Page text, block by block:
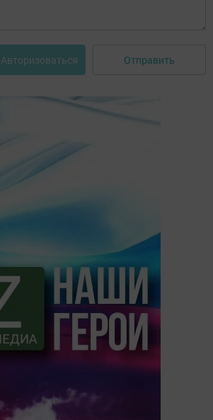
Авторизоваться Отправить